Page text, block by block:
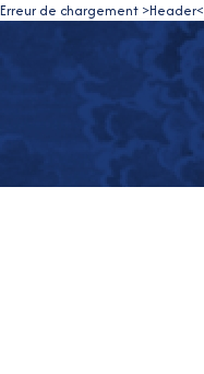
Erreur de chargement >Header<